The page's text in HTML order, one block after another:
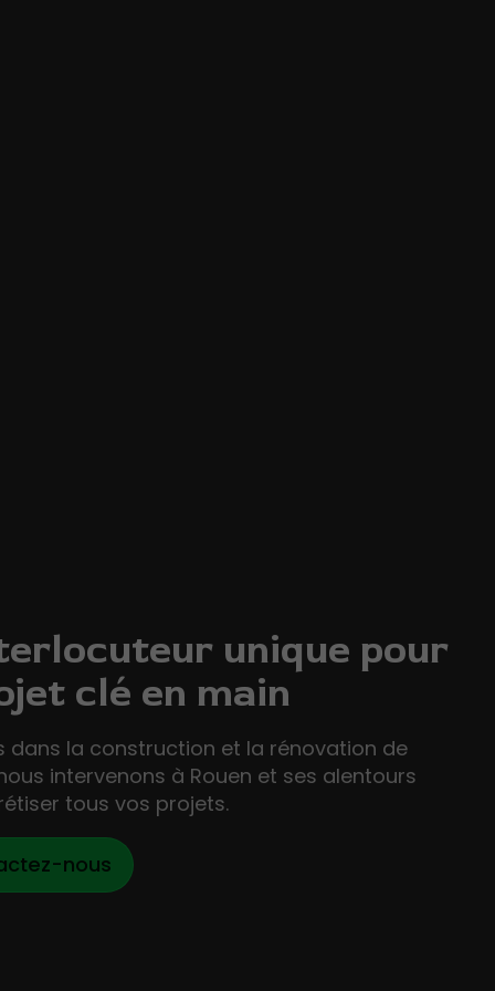
unique pour
clé en main
dans la construction et la rénovation de
intervenons à Rouen et ses alentours
tous vos projets.
nous